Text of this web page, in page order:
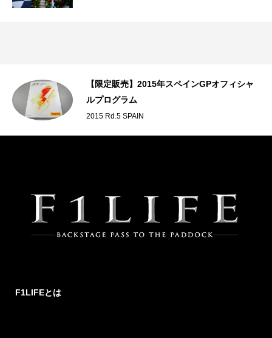
【限定販売】2015年スペインGPオフィシャ
ルプログラム
2015 Rd.5 SPAIN
F1LIFEとは